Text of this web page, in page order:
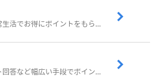
歩いてポイ活！日常生活でお得にポイントをもらおう
歩いたりアンケート回答など幅広い手段でポイントをゲット